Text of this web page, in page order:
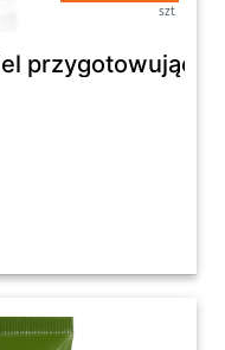
szt
przygotowujący